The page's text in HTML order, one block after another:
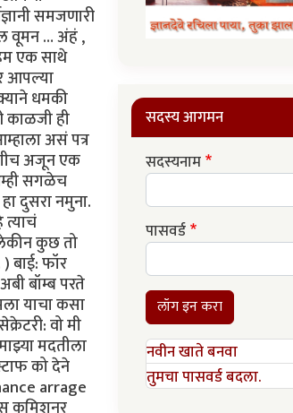
समजणारी
वूमन … अंहं ,
एक साथे
आपल्या
धमकी
काळजी ही
असं पत्र
अजून एक
सगळेच
दुसरा नमुना.
कुछ तो
बाई: फॉर
बॉम्ब परते
याचा कसा
वो मी
मदतीला
को देने
arrage
सदस्य आगमन
सदस्यनाम
पासवर्ड
लॉग इन करा
नवीन खाते बनवा
तुमचा पासवर्ड बदला.